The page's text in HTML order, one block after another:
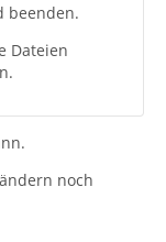
beenden.
Dateien
noch